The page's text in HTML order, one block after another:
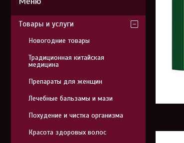
Товары и услуги
Новогодние товары
Традиционная китайская
медицина
Препараты для женщин
Лечебные бальзамы и мази
Похудение и чистка организма
Красота здоровых волос